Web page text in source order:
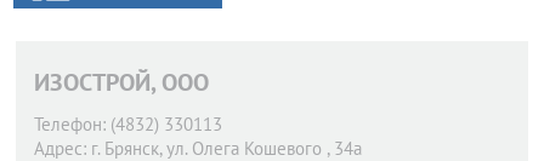
ИЗОСТРОЙ, ООО
Телефон: (4832) 330113
Адрес: г. Брянск, ул. Олега Кошевого , 34а